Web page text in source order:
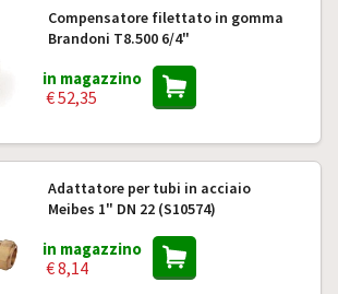
Compensatore filettato in gomma
Brandoni T8.500 6/4"
in magazzino
€ 52,35
Adattatore per tubi in acciaio
Meibes 1" DN 22 (S10574)
in magazzino
€ 8,14